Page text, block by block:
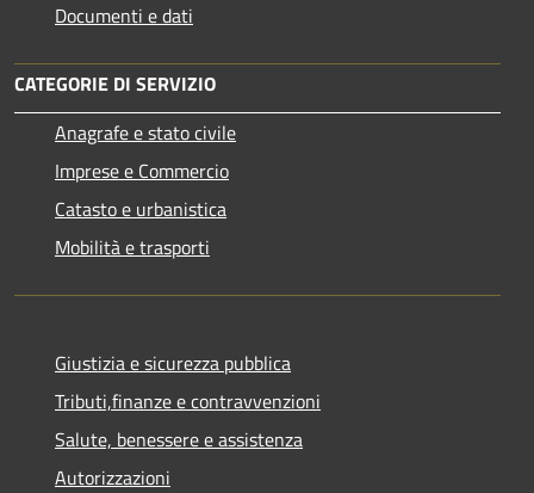
Documenti e dati
CATEGORIE DI SERVIZIO
Anagrafe e stato civile
Imprese e Commercio
Catasto e urbanistica
Mobilità e trasporti
Giustizia e sicurezza pubblica
Tributi,finanze e contravvenzioni
Salute, benessere e assistenza
Autorizzazioni